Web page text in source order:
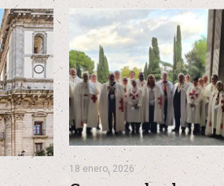
18 enero, 2026